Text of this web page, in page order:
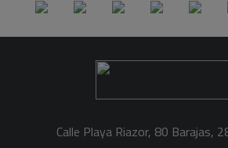
Calle Playa Riazor, 80 Barajas,